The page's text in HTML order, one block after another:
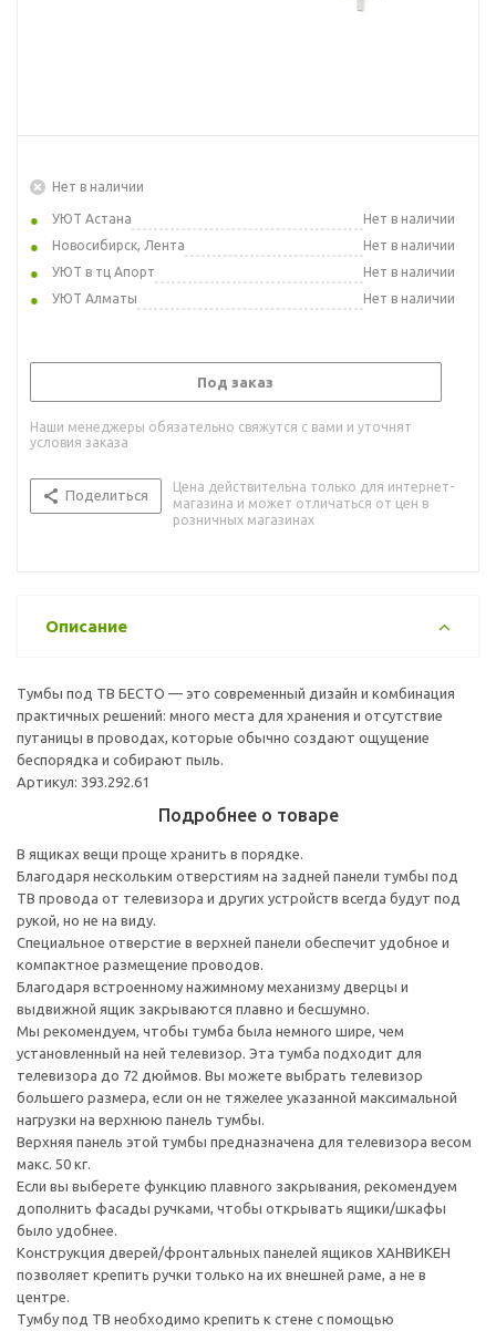
Нет в наличии
УЮТ Астана
Нет в наличии
Новосибирск, Лента
Нет в наличии
УЮТ в тц Апорт
Нет в наличии
УЮТ Алматы
Нет в наличии
Под заказ
Наши менеджеры обязательно свяжутся с вами и уточнят
условия заказа
Поделиться
Цена действительна только для интернет-
магазина и может отличаться от цен в
розничных магазинах
Описание
Тумбы под ТВ БЕСТО — это современный дизайн и комбинация
практичных решений: много места для хранения и отсутствие
путаницы в проводах, которые обычно создают ощущение
беспорядка и собирают пыль.
Артикул: 393.292.61
Подробнее о товаре
В ящиках вещи проще хранить в порядке.
Благодаря нескольким отверстиям на задней панели тумбы под
ТВ провода от телевизора и других устройств всегда будут под
рукой, но не на виду.
Специальное отверстие в верхней панели обеспечит удобное и
компактное размещение проводов.
Благодаря встроенному нажимному механизму дверцы и
выдвижной ящик закрываются плавно и бесшумно.
Мы рекомендуем, чтобы тумба была немного шире, чем
установленный на ней телевизор. Эта тумба подходит для
телевизора до 72 дюймов. Вы можете выбрать телевизор
большего размера, если он не тяжелее указанной максимальной
нагрузки на верхнюю панель тумбы.
Верхняя панель этой тумбы предназначена для телевизора весом
макс. 50 кг.
Если вы выберете функцию плавного закрывания, рекомендуем
дополнить фасады ручками, чтобы открывать ящики/шкафы
было удобнее.
Конструкция дверей/фронтальных панелей ящиков ХАНВИКЕН
позволяет крепить ручки только на их внешней раме, а не в
центре.
Тумбу под ТВ необходимо крепить к стене с помощью